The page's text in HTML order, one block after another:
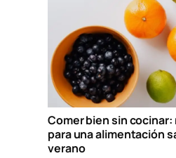
Comer bien sin
para una alimentación
verano